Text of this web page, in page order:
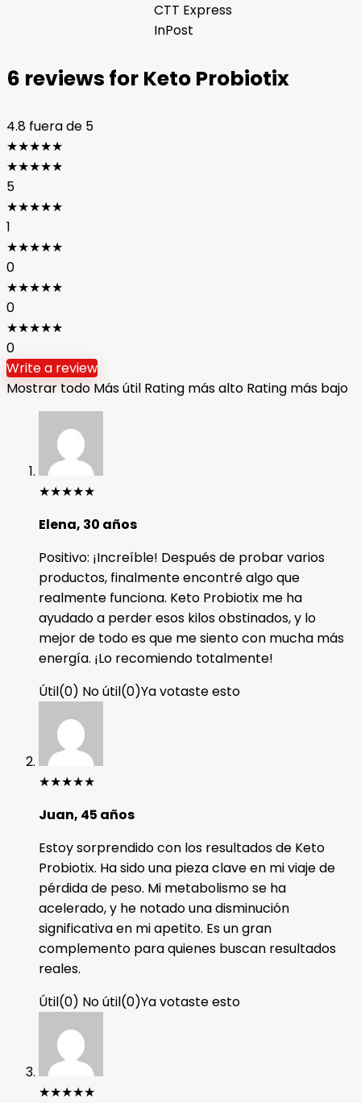
CTT Express
InPost
6 reviews for Keto Probiotix
4.8 fuera de 5
★★★★★
★★★★★
5
★★★★★
1
★★★★★
0
★★★★★
0
★★★★★
0
Write a review
Mostrar todo Más útil Rating más alto Rating más bajo
★★★★★
Elena, 30 años
Positivo: ¡Increíble! Después de probar varios
productos, finalmente encontré algo que
realmente funciona. Keto Probiotix me ha
ayudado a perder esos kilos obstinados, y lo
mejor de todo es que me siento con mucha más
energía. ¡Lo recomiendo totalmente!
Útil(0) No útil(0)Ya votaste esto
★★★★★
Juan, 45 años
Estoy sorprendido con los resultados de Keto
Probiotix. Ha sido una pieza clave en mi viaje de
pérdida de peso. Mi metabolismo se ha
acelerado, y he notado una disminución
significativa en mi apetito. Es un gran
complemento para quienes buscan resultados
reales.
Útil(0) No útil(0)Ya votaste esto
★★★★★